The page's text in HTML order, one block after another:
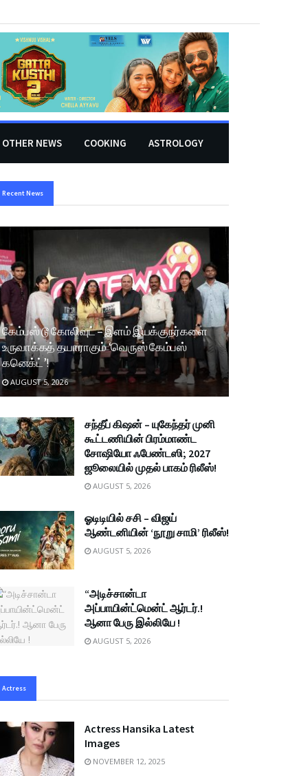
OTHER NEWS COOKING ASTROLOGY
Recent News
கேம்பஸ் டூ கோலிவுட் – இளம் இயக்குநர்களை
உருவாக்கத் தயாராகும் ‘வெருஸ் கேம்பஸ்
கனெக்ட்’!
AUGUST 5, 2026
சந்தீப் கிஷன் – யுகேந்தர் முனி
கூட்டணியின் பிரம்மாண்ட
சோஷியோ ஃபேண்டஸி; 2027
ஜூலையில் முதல் பாகம் ரிலீஸ்!
AUGUST 5, 2026
ஓடிடியில் சசி – விஜய்
ஆண்டனியின் ‘நூறு சாமி’ ரிலீஸ்!
AUGUST 5, 2026
“அடிச்சான்டா
அப்பாயின்ட்மென்ட் ஆர்டர்.!
ஆனா பேரு இல்லியே !
AUGUST 5, 2026
Actress
Actress Hansika Latest
Images
NOVEMBER 12, 2025